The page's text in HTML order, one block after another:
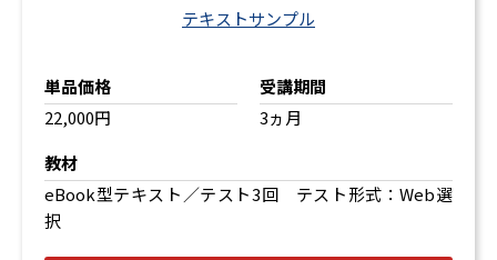
テキストサンプル
単品価格
22,000円
受講期間
3ヵ月
教材
eBook型テキスト／テスト3回 テスト形式：Web選
択